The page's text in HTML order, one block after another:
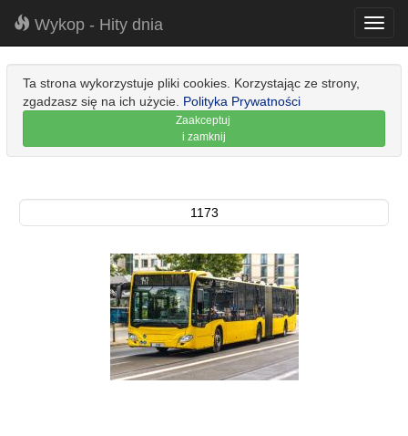
Wykop - Hity dnia
Ta strona wykorzystuje pliki cookies. Korzystając ze strony,
zgadzasz się na ich użycie. Polityka Prywatności
Zaakceptuj
i zamknij
1173